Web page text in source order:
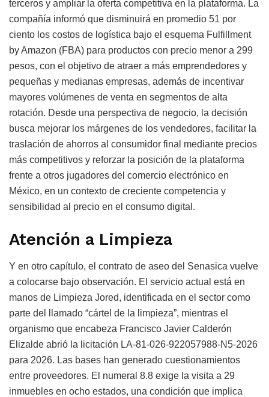
terceros y ampliar la oferta competitiva en la plataforma. La
compañía informó que disminuirá en promedio 51 por
ciento los costos de logística bajo el esquema Fulfillment
by Amazon (FBA) para productos con precio menor a 299
pesos, con el objetivo de atraer a más emprendedores y
pequeñas y medianas empresas, además de incentivar
mayores volúmenes de venta en segmentos de alta
rotación. Desde una perspectiva de negocio, la decisión
busca mejorar los márgenes de los vendedores, facilitar la
traslación de ahorros al consumidor final mediante precios
más competitivos y reforzar la posición de la plataforma
frente a otros jugadores del comercio electrónico en
México, en un contexto de creciente competencia y
sensibilidad al precio en el consumo digital.
Atención a Limpieza
Y en otro capítulo, el contrato de aseo del Senasica vuelve
a colocarse bajo observación. El servicio actual está en
manos de Limpieza Jored, identificada en el sector como
parte del llamado “cártel de la limpieza”, mientras el
organismo que encabeza Francisco Javier Calderón
Elizalde abrió la licitación LA-81-026-922057988-N5-2026
para 2026. Las bases han generado cuestionamientos
entre proveedores. El numeral 8.8 exige la visita a 29
inmuebles en ocho estados, una condición que implica